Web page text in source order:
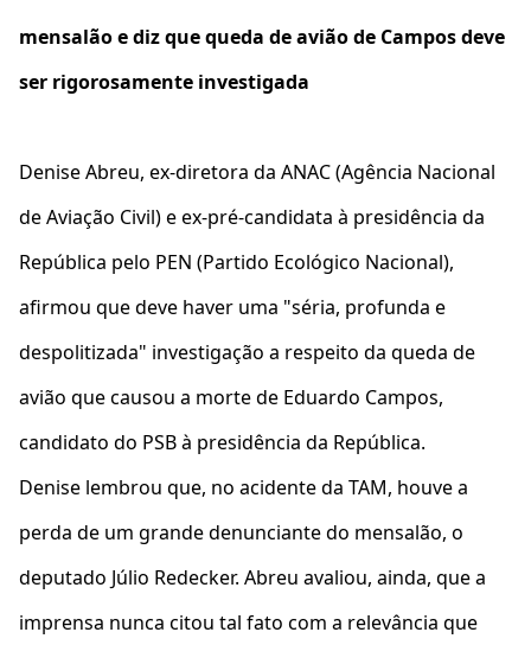
mensalão e diz que queda de avião de Campos deve
ser rigorosamente investigada
Denise Abreu, ex-diretora da ANAC (Agência Nacional
de Aviação Civil) e ex-pré-candidata à presidência da
República pelo PEN (Partido Ecológico Nacional),
afirmou que deve haver uma "séria, profunda e
despolitizada" investigação a respeito da queda de
avião que causou a morte de Eduardo Campos,
candidato do PSB à presidência da República.
Denise lembrou que, no acidente da TAM, houve a
perda de um grande denunciante do mensalão, o
deputado Júlio Redecker. Abreu avaliou, ainda, que a
imprensa nunca citou tal fato com a relevância que